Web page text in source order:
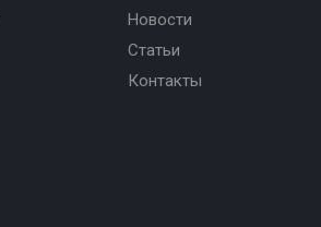
Новости
Статьи
Контакты